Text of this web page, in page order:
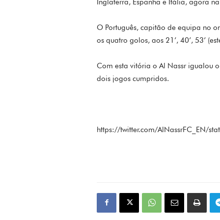
O Português, capitão de equipa no
os quatro golos, aos 21’, 40’, 53’
Com esta vitória o Al Nassr igualou
dois jogos cumpridos.
https://twitter.com/AlNassrFC_EN/